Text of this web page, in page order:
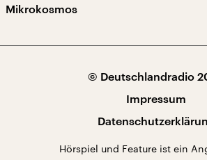
Mikrokosmos
© Deutschlandradio
Impressum
Hörspiel und Feature ist ein